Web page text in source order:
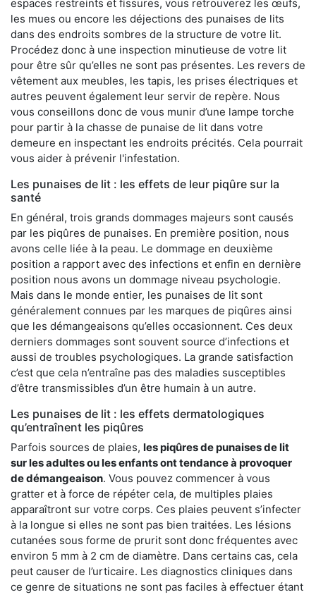
espaces restreints et fissures, vous retrouverez les œufs,
les mues ou encore les déjections des punaises de lits
dans des endroits sombres de la structure de votre lit.
Procédez donc à une inspection minutieuse de votre lit
pour être sûr qu’elles ne sont pas présentes. Les revers de
vêtement aux meubles, les tapis, les prises électriques et
autres peuvent également leur servir de repère. Nous
vous conseillons donc de vous munir d’une lampe torche
pour partir à la chasse de punaise de lit dans votre
demeure en inspectant les endroits précités. Cela pourrait
vous aider à prévenir l'infestation.
Les punaises de lit : les effets de leur piqûre sur la
santé
En général, trois grands dommages majeurs sont causés
par les piqûres de punaises. En première position, nous
avons celle liée à la peau. Le dommage en deuxième
position a rapport avec des infections et enfin en dernière
position nous avons un dommage niveau psychologie.
Mais dans le monde entier, les punaises de lit sont
généralement connues par les marques de piqûres ainsi
que les démangeaisons qu’elles occasionnent. Ces deux
derniers dommages sont souvent source d’infections et
aussi de troubles psychologiques. La grande satisfaction
c’est que cela n’entraîne pas des maladies susceptibles
d’être transmissibles d’un être humain à un autre.
Les punaises de lit : les effets dermatologiques
qu’entraînent les piqûres
Parfois sources de plaies, les piqûres de punaises de lit
sur les adultes ou les enfants ont tendance à provoquer
de démangeaison. Vous pouvez commencer à vous
gratter et à force de répéter cela, de multiples plaies
apparaîtront sur votre corps. Ces plaies peuvent s’infecter
à la longue si elles ne sont pas bien traitées. Les lésions
cutanées sous forme de prurit sont donc fréquentes avec
environ 5 mm à 2 cm de diamètre. Dans certains cas, cela
peut causer de l’urticaire. Les diagnostics cliniques dans
ce genre de situations ne sont pas faciles à effectuer étant